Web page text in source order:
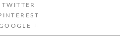
TWITTER
+